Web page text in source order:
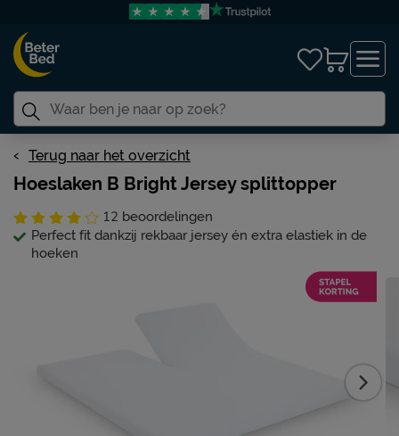
Terug naar het overzicht
Hoeslaken B Bright Jersey splittopper
12 beoordelingen
Perfect fit dankzij rekbaar jersey én extra elastiek in de
hoeken